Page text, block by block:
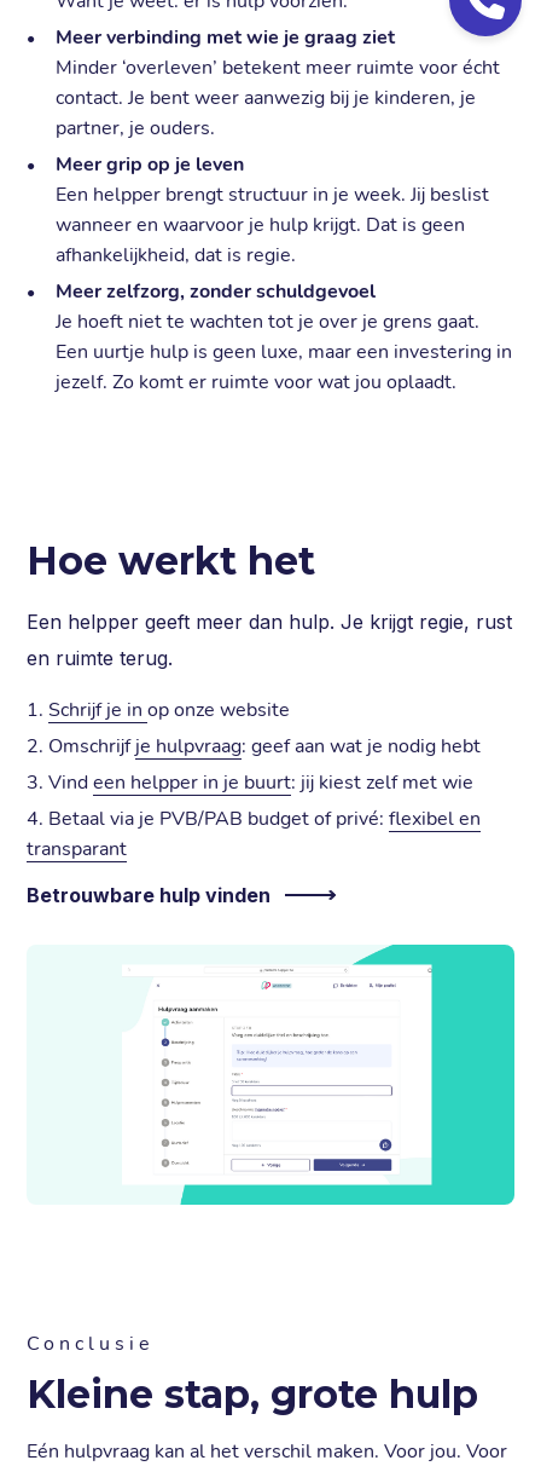
Meer verbinding met wie je graag ziet
Minder ‘overleven’ betekent meer ruimte voor écht
contact. Je bent weer aanwezig bij je kinderen, je
partner, je ouders.
Meer grip op je leven
Een helpper brengt structuur in je week. Jij beslist
wanneer en waarvoor je hulp krijgt. Dat is geen
afhankelijkheid, dat is regie.
Meer zelfzorg, zonder schuldgevoel
Je hoeft niet te wachten tot je over je grens gaat.
Een uurtje hulp is geen luxe, maar een investering in
jezelf. Zo komt er ruimte voor wat jou oplaadt.
Hoe werkt het
Een helpper geeft meer dan hulp. Je krijgt regie, rust
en ruimte terug.
Schrijf je inop onze website
Omschrijfje hulpvraag: geef aan wat je nodig hebt
Vindeen helpper in je buurt: jij kiest zelf met wie
Betaal via je PVB/PAB budget of privé:flexibel en
transparant
Betrouwbare hulp vinden
Conclusie
Kleine stap, grote hulp
Eén hulpvraag kan al het verschil maken. Voor jou. Voor